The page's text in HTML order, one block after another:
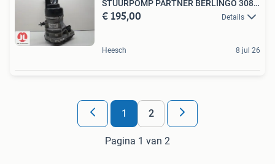
STUURPOMP PARTNER BERLINGO 308
RZC
€ 195,00 Details
Heesch 8 jul 26
1 2
Pagina 1 van 2